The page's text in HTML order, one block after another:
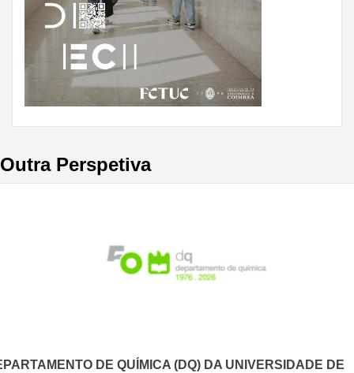
Outra Perspetiva
DE QUÍMICA (DQ) DA UNIVERSIDADE DE